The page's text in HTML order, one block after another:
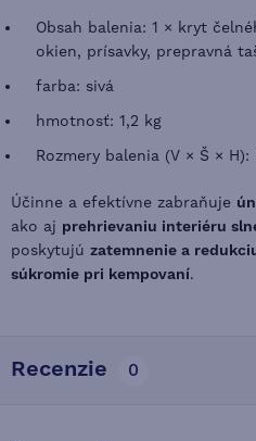
Obsah balenia: 1 × kryt
okien, prísavky, prepravná
farba: sivá
hmotnosť: 1,2 kg
Rozmery balenia (V × Š ×
Účinne a efektívne zabraňuje
ako aj prehrievaniu interiéru
poskytujú zatemnenie a
súkromie pri kempovaní.
Recenzie 0